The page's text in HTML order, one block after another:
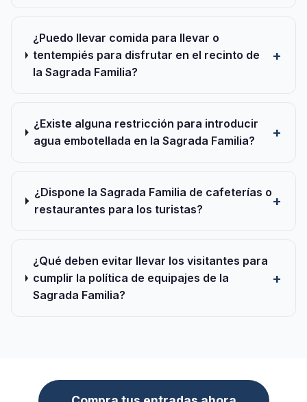
¿Puedo llevar comida para llevar o
tentempiés para disfrutar en el recinto de
la Sagrada Familia?
¿Existe alguna restricción para introducir
agua embotellada en la Sagrada Familia?
¿Dispone la Sagrada Familia de cafeterías o
restaurantes para los turistas?
¿Qué deben evitar llevar los visitantes para
cumplir la política de equipajes de la
Sagrada Familia?